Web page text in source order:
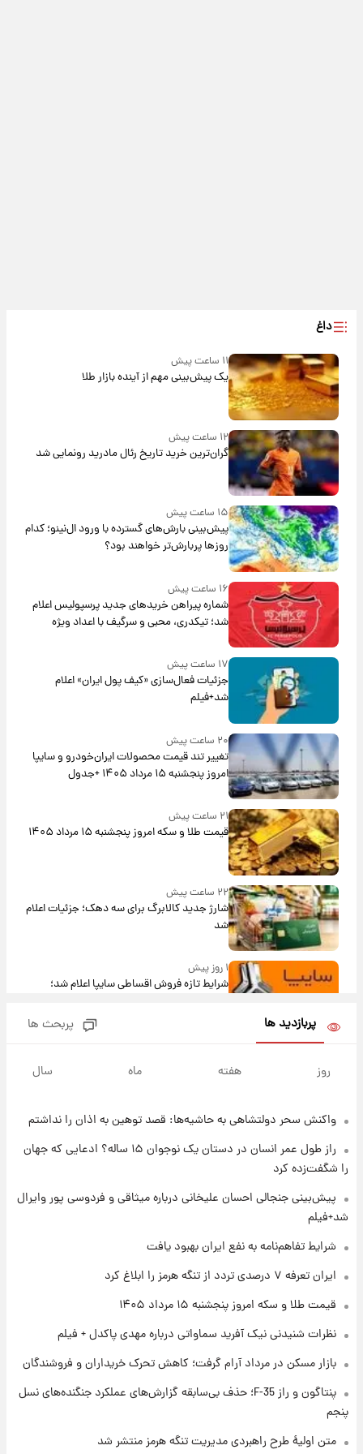
داغ
۱۱ ساعت پیش
یک پیش‌بینی مهم از آینده بازار طلا
۱۲ ساعت پیش
گران‌ترین خرید تاریخ رئال مادرید رونمایی شد
۱۵ ساعت پیش
پیش‌بینی بارش‌های گسترده با ورود ال‌نینو؛ کدام
روزها پربارش‌تر خواهند بود؟
۱۶ ساعت پیش
شماره پیراهن خریدهای جدید پرسپولیس اعلام
شد؛ تیکدری، محبی و سرگیف با اعداد ویژه
۱۷ ساعت پیش
جزئیات فعال‌سازی «کیف پول ایران» اعلام
شد+فیلم
۲۰ ساعت پیش
تغییر تند قیمت محصولات ایران‌خودرو و سایپا
امروز پنجشنبه ۱۵ مرداد ۱۴۰۵ +جدول
۲۱ ساعت پیش
قیمت طلا و سکه امروز پنجشنبه ۱۵ مرداد ۱۴۰۵
۲۲ ساعت پیش
شارژ جدید کالابرگ برای سه دهک؛ جزئیات اعلام
شد
۱ روز پیش
شرایط تازه فروش اقساطی سایپا اعلام شد؛
قیمت سکه و طلا فردا
۱ روز پیش
۱ روز پیش
۱ روز پیش
ارزش سهام عدالت برای امروز چهارشنبه ۱۴ مرداد
آغاز طرح جدید فروش مشارکت در تولید سایپا؛
پربازدید ها پربحث ها
روز هفته ماه سال
واکنش سحر دولتشاهی به حاشیه‌ها: قصد توهین به اذان را نداشتم
راز طول عمر انسان در دستان یک نوجوان ۱۵ ساله؟ ادعایی که جهان
را شگفت‌زده کرد
پیش‌بینی جنجالی احسان علیخانی درباره میثاقی و فردوسی پور وایرال
شد+فیلم
شرایط تفاهم‌نامه به نفع ایران بهبود یافت
ایران تعرفه ۷ درصدی تردد از تنگه هرمز را ابلاغ کرد
قیمت طلا و سکه امروز پنجشنبه ۱۵ مرداد ۱۴۰۵
نظرات شنیدنی نیک آفرید سماواتی درباره مهدی پاکدل + فیلم
بازار مسکن در مرداد آرام گرفت؛ کاهش تحرک خریداران و فروشندگان
پنتاگون و راز F-35؛ حذف بی‌سابقه گزارش‌های عملکرد جنگنده‌های نسل
پنجم
متن اولیۀ طرح راهبردی مدیریت تنگه هرمز منتشر شد